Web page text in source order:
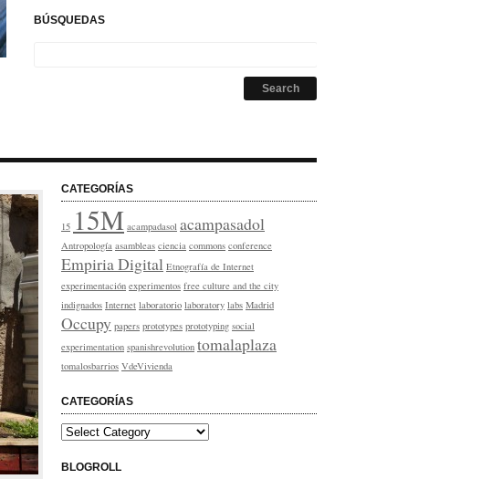
BÚSQUEDAS
CATEGORÍAS
15 15M acampadasol acampasadol
Antropología asambleas ciencia commons conference
Empiria Digital Etnografía de Internet
experimentación experimentos free culture and the city
indignados Internet laboratorio laboratory labs Madrid
Occupy papers prototypes prototyping social
experimentation spanishrevolution tomalaplaza
tomalosbarrios VdeVivienda
CATEGORÍAS
Categorías
BLOGROLL